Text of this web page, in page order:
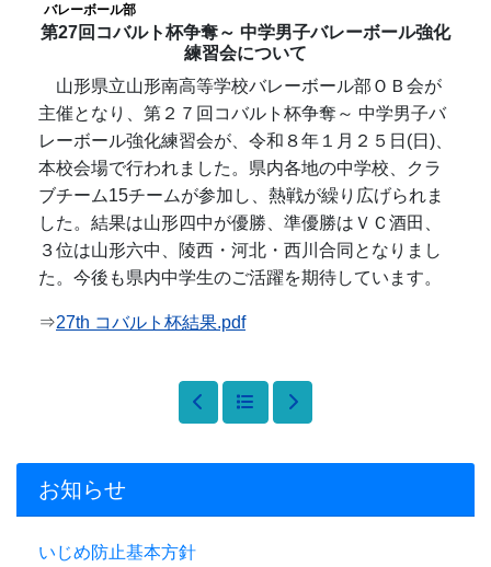
お知らせ
いじめ防止基本方針
バレーボール部
第27回コバルト杯争奪～ 中学男子バレーボール強化
練習会について
山形県立山形南高等学校バレーボール部ＯＢ会が
主催となり、第２７回コバルト杯争奪～ 中学男子バ
レーボール強化練習会が、令和８年１月２５日(日)、
本校会場で行われました。県内各地の中学校、クラ
ブチーム15チームが参加し、熱戦が繰り広げられま
した。結果は山形四中が優勝、準優勝はＶＣ酒田、
３位は山形六中、陵西・河北・西川合同となりまし
た。今後も県内中学生のご活躍を期待しています。
⇒27th コバルト杯結果.pdf